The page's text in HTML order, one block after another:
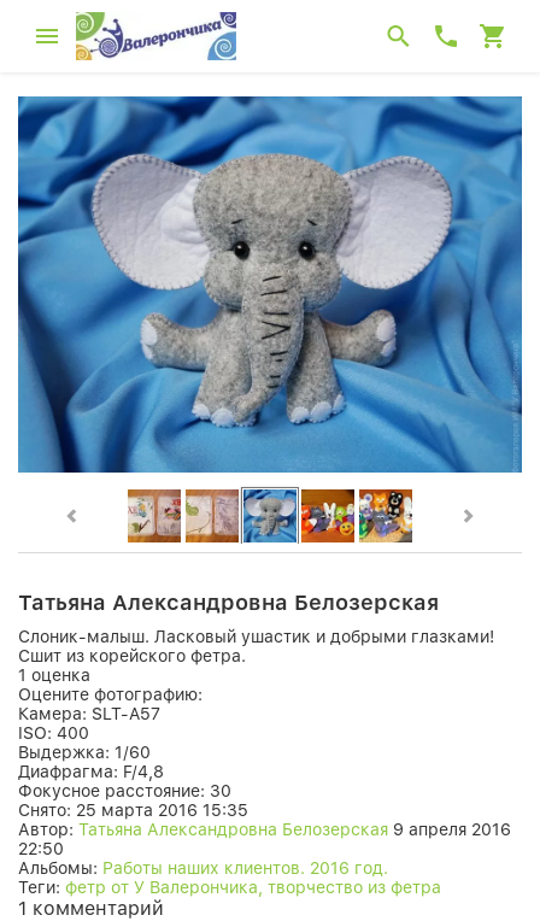
Татьяна Александровна Белозерская
Слоник-малыш. Ласковый ушастик и добрыми глазками!
Сшит из корейского фетра.
1 оценка
Оцените фотографию:
Камера: SLT-A57
ISO: 400
Выдержка: 1/60
Диафрагма: F/4,8
Фокусное расстояние: 30
Снято: 25 марта 2016 15:35
Автор: Татьяна Александровна Белозерская 9 апреля 2016
22:50
Альбомы: Работы наших клиентов. 2016 год.
Теги: фетр от У Валерончика, творчество из фетра
1 комментарий